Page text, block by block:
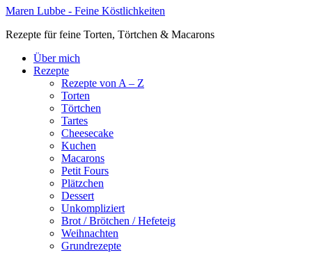
Maren Lubbe - Feine Köstlichkeiten
Rezepte für feine Torten, Törtchen & Macarons
Über mich
Rezepte
Rezepte von A – Z
Torten
Törtchen
Tartes
Cheesecake
Kuchen
Macarons
Petit Fours
Plätzchen
Dessert
Unkompliziert
Brot / Brötchen / Hefeteig
Weihnachten
Grundrezepte